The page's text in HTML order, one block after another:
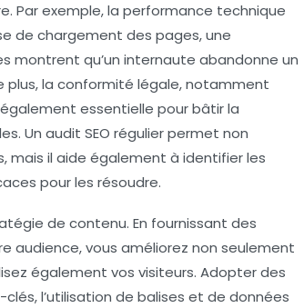
Par exemple, la performance technique
de chargement des pages, une
montrent qu’un internaute abandonne un
la conformité légale, notamment
essentielle pour bâtir la
Un audit SEO régulier permet non
mais il aide également à identifier les
pour les résoudre.
de contenu. En fournissant des
vous améliorez non seulement
également vos visiteurs. Adopter des
clés, l’utilisation de balises et de données